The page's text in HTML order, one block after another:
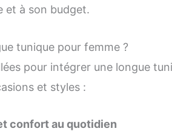
et à son budget.
tunique pour femme ?
pour intégrer une longue
et styles :
confort au quotidien